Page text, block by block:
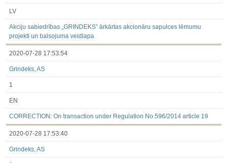
LV
Akciju sabiedrības „GRINDEKS” ārkārtas akcionāru sapulces lēmumu
projekti un balsojuma veidlapa
2020-07-28 17:53:54
Grindeks, AS
1
EN
CORRECTION: On transaction under Regulation No.596/2014 article 19
2020-07-28 17:53:40
Grindeks, AS